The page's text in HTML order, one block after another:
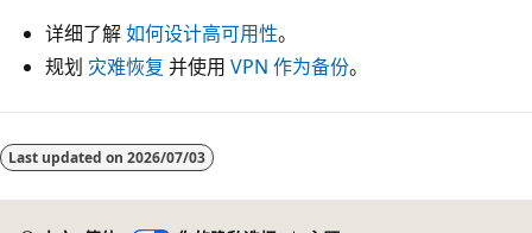
详细了解如何设计高可用性。
规划 灾难恢复 并使用 VPN 作为备份。
Last updated on 2026/07/03